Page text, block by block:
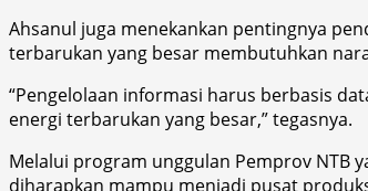
Ahsanul juga menekankan pentingnya
terbarukan yang besar membutuhkan
“Pengelolaan informasi harus berbasis
energi terbarukan yang besar,” tegasnya.
Melalui program unggulan Pemprov NTB
diharapkan mampu menjadi pusat